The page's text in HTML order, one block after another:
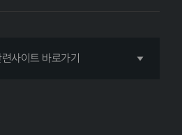
사이트 바로가기